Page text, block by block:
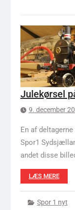
Julekørsel
9. december
En af
Spor1
andet disse
LÆS MERE
Spor 1 nyt